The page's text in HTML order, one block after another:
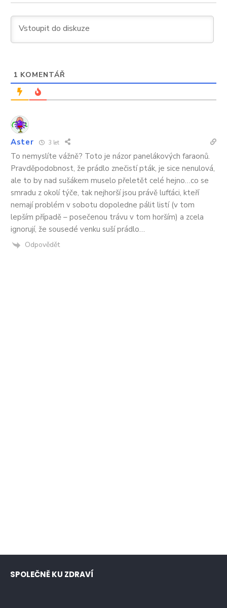
1 KOMENTÁŘ
Aster 3 let
To nemyslíte vážně? Toto je názor panelákových faraonů.
Pravděpodobnost, že prádlo znečistí pták, je sice nenulová,
ale to by nad sušákem muselo přeletět celé hejno…co se
smradu z okolí týče, tak nejhorší jsou právě lufťáci, kteří
nemají problém v sobotu dopoledne pálit listí (v tom
lepším případě – posečenou trávu v tom horším) a zcela
ignorují, že sousedé venku suší prádlo…
Odpovědět
SPOLEČNĚ KU ZDRAVÍ